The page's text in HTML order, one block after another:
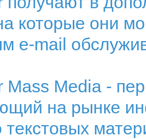
которые они
e-mail
Mass Media -
на рынке